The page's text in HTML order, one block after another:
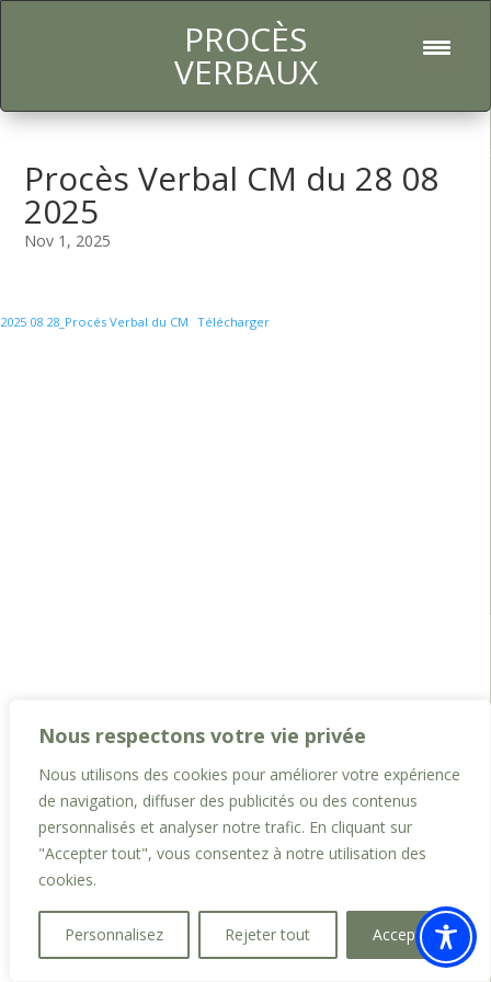
Nous respectons votre vie privée
Nous utilisons des cookies pour améliorer votre expérience
de navigation, diffuser des publicités ou des contenus
personnalisés et analyser notre trafic. En cliquant sur
"Accepter tout", vous consentez à notre utilisation des
cookies.
Personnalisez Rejeter tout Accepter
PROCÈS
VERBAUX
Procès Verbal CM du 28 08
2025
Nov 1, 2025
2025 08 28_Procés Verbal du CM Télécharger